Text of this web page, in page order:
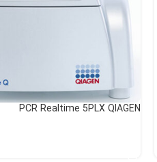
PCR Realtime 5PLX QIAGEN